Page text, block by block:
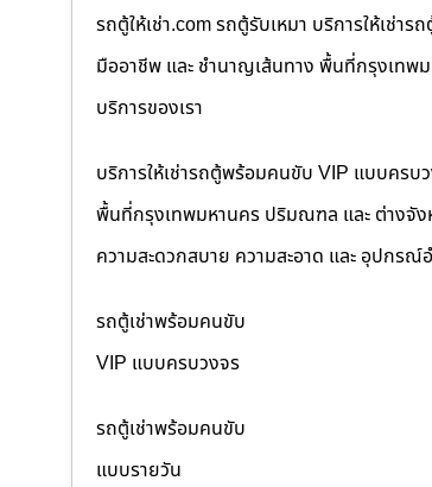
รถตู้ให้เช่า.com รถตู้รับเหมา บริการให้เช่
มืออาชีพ และ ชำนาญเส้นทาง พื้นที่กรุงเทพ
บริการของเรา
บริการให้เช่ารถตู้พร้อมคนขับ VIP แบบครบ
พื้นที่กรุงเทพมหานคร ปริมณฑล และ ต่างจัง
ความสะดวกสบาย ความสะอาด และ อุปกร
รถตู้เช่าพร้อมคนขับ
VIP แบบครบวงจร
รถตู้เช่าพร้อมคนขับ
แบบรายวัน